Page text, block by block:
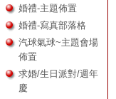
婚禮-主題佈置
婚禮-寫真部落格
汽球氣球~主題會場
佈置
求婚/生日派對/週年
慶